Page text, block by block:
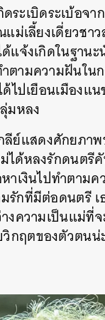
ะเบิดระเบ้อจาก
ม่เลี้ยงเดี่ยวช
แจ้งเกิดในฐาน
ตามความฝันใ
ปเยือนเมืองแ
มหลง
ย์แสดงศักยภา
ด้หลงรักดนตรี
าเงินไปทำตา
กที่มีต่อดนตรี
งความเป็นแม่ที่
กฤตของตัวตนน่